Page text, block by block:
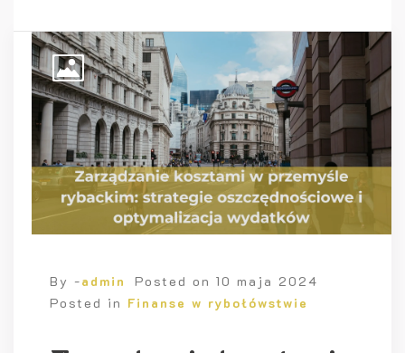
By -admin Posted on 10 maja 2024
Posted in Finanse w rybołówstwie